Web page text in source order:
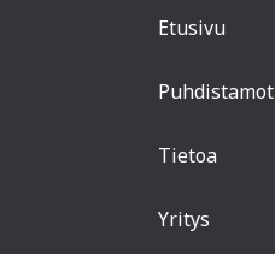
Etusivu
Puhdistamot
Tietoa
Yritys